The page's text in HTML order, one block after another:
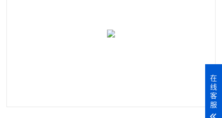
在
线
客
服